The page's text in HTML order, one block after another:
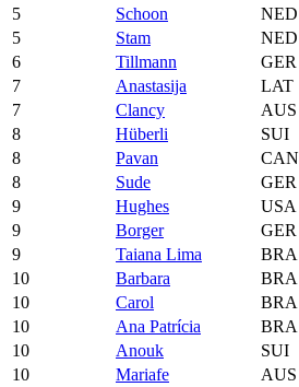
5
Schoon NED
5
Stam NED
6
Tillmann GER
7
Anastasija LAT
7
Clancy AUS
8
Hüberli SUI
8
Pavan CAN
8
Sude GER
9
Hughes USA
9
Borger GER
9
Taiana Lima BRA
10
Barbara BRA
10
Carol BRA
10
Ana Patrícia BRA
10
Anouk SUI
10
Mariafe AUS